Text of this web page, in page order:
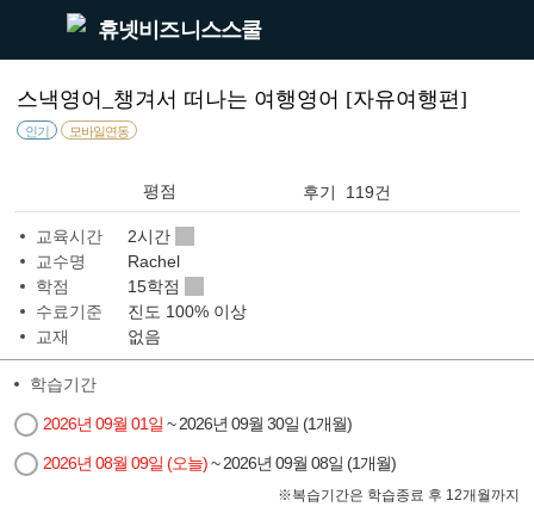
휴넷비즈니스스쿨
스낵영어_챙겨서 떠나는 여행영어 [자유여행편]
인기 모바일연동
평점 후기 119건
교육시간
2시간
교수명
Rachel
학점
15학점
수료기준
진도 100% 이상
교재
없음
학습기간
2026년 09월 01일 ~ 2026년 09월 30일 (1개월)
2026년 08월 09일 (오늘)~ 2026년 09월 08일 (1개월)
※복습기간은 학습종료 후 12개월까지